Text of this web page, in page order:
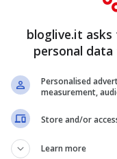
rapporti
del sesso. Ma
Lavinia,
indagato. Di
“anche la
bloglive.it
personal
Personalised
measurement,
Store and/or
Learn more